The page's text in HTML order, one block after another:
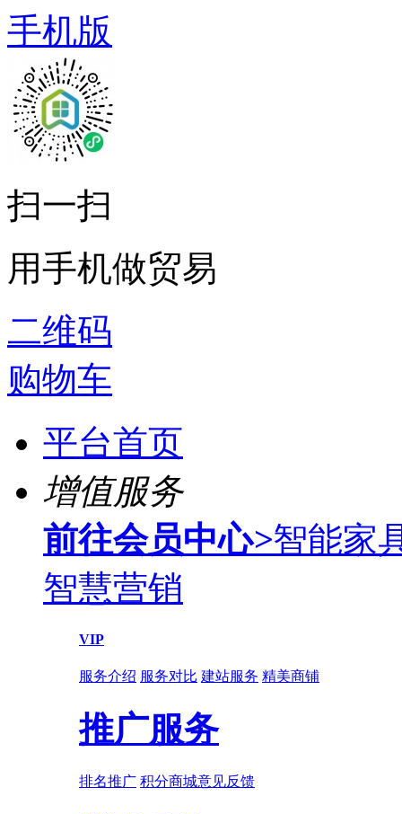
手机版
扫一扫
用手机做贸易
二维码
购物车
平台首页
增值服务
前往会员中心>智能家
智慧营销
VIP
服务介绍 服务对比 建站服务 精美商铺
推广服务
排名推广 积分商城意见反馈